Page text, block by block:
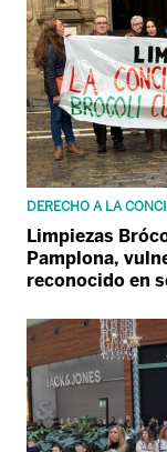
DERECHO A LA
Limpiezas
Pamplona,
reconocido en